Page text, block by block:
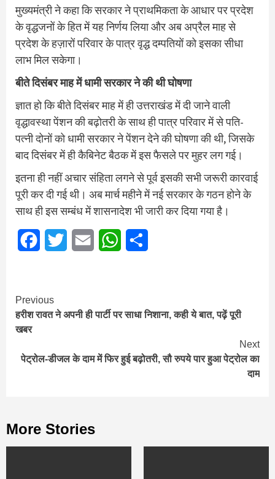
मुख्यमंत्री ने कहा कि सरकार ने प्राथमिकता के आधार पर प्रदेश
के वृद्धजनों के हित में यह निर्णय लिया और अब अप्रैल माह से
प्रदेश के हज़ारों परिवार के पात्र वृद्ध दम्पतियों को इसका सीधा
लाभ मिल सकेगा।
बीते दिसंबर माह में धामी सरकार ने की थी घोषणा
ज्ञात हो कि बीते दिसंबर माह में ही उत्तराखंड में दी जाने वाली
वृद्धावस्था पेंशन की बढ़ोतरी के साथ ही पात्र परिवार में से पति-
पत्नी दोनों को धामी सरकार ने पेंशन देने की घोषणा की थी, जिसके
बाद दिसंबर में ही कैबिनेट बैठक में इस फैसले पर मुहर लग गई।
इतना ही नहीं अचार संहिता लगने से पूर्व इसकी सभी जरूरी कारवाई
पूरी कर दी गई थी। अब मार्च महीने में नई सरकार के गठन होने के
साथ ही इस सम्बंध में शासनादेश भी जारी कर दिया गया है।
FacebookTwitter Email WhatsApp
Continue
Reading
Previous
हरीश रावत ने अपनी ही पार्टी पर साधा निशाना, कही ये बात, पढ़ें पूरी
खबर
Next
पेट्रोल-डीजल के दाम में फिर हुई बढ़ोतरी, सौ रुपये पार हुआ पेट्रोल का
दाम
More Stories